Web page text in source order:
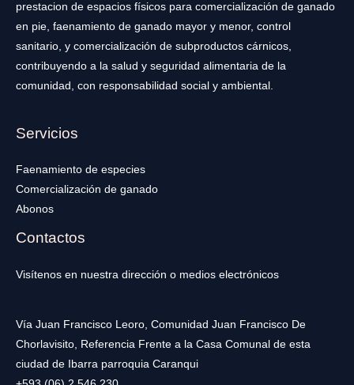
prestacion de espacios físicos para comercialización de ganado
en pie, faenamiento de ganado mayor y menor, control
sanitario, y comercialización de subproductos cárnicos,
contribuyendo a la salud y seguridad alimentaria de la
comunidad, con responsabilidad social y ambiental.
Servicios
Faenamiento de especies
Comercialización de ganado
Abonos
Contactos
Visítenos en nuestra dirección o medios electrónicos
Vía Juan Francisco Leoro, Comunidad Juan Francisco De
Chorlavisito, Referencia Frente a la Casa Comunal de esta
ciudad de Ibarra parroquia Caranqui